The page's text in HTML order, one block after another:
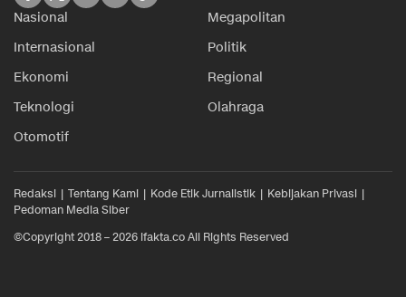
Nasional
Megapolitan
Internasional
Politik
Ekonomi
Regional
Teknologi
Olahraga
Otomotif
Redaksi Tentang Kami Kode Etik Jurnalistik
Kebijakan Privasi
Pedoman Media Siber
©Copyright 2018 – 2026 ifakta.co All Rights Reserved